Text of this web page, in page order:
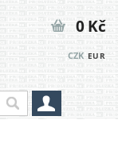
CZK EUR
0 Kč